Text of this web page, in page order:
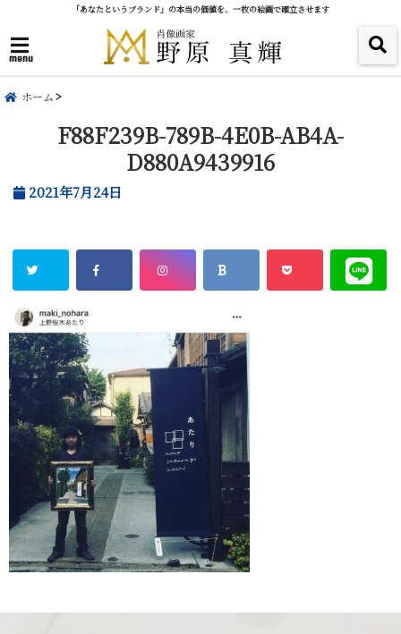
「あなたというブランド」の本当の価値を、一枚の絵画で確立させます
menu
ホーム
F88F239B-789B-4E0B-AB4A-
D880A9439916
2021年7月24日